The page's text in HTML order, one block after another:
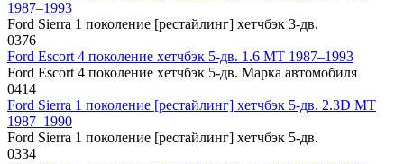
1987–1993
Ford Sierra 1 поколение [рестайлинг] хетчбэк 3-дв.
0376
Ford Escort 4 поколение хетчбэк 5-дв. 1.6 MT 1987–1993
Ford Escort 4 поколение хетчбэк 5-дв. Марка автомобиля
0414
Ford Sierra 1 поколение [рестайлинг] хетчбэк 5-дв. 2.3D MT
1987–1990
Ford Sierra 1 поколение [рестайлинг] хетчбэк 5-дв.
0334